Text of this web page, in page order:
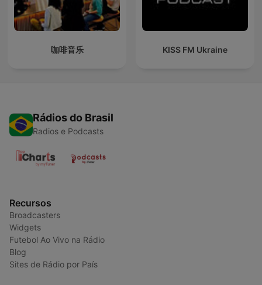
咖啡音乐 KISS FM Ukraine
Rádios do Brasil
Radios e Podcasts
Recursos
Broadcasters
Widgets
Futebol Ao Vivo na Rádio
Blog
Sites de Rádio por País